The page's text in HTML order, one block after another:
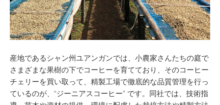
産地であるシャン州ユアンガンでは、小農家さんたちの庭で
さまざまな果樹の下でコーヒーを育てており、そのコーヒー
チェリーを買い取って、精製工場で徹底的な品質管理を行っ
ているのが、“ジーニアスコーヒー” です。同社では、技術指